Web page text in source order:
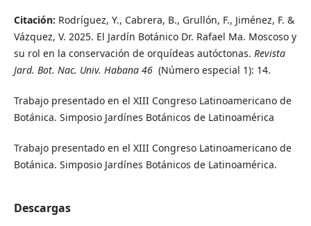
Citación: Rodríguez, Y., Cabrera, B., Grullón, F., Jiménez, F. &
Vázquez, V. 2025. El Jardín Botánico Dr. Rafael Ma. Moscoso y
su rol en la conservación de orquídeas autóctonas. Revista
Jard. Bot. Nac. Univ. Habana 46 (Número especial 1): 14.
Trabajo presentado en el XIII Congreso Latinoamericano de
Botánica. Simposio Jardínes Botánicos de Latinoamérica
Trabajo presentado en el XIII Congreso Latinoamericano de
Botánica. Simposio Jardínes Botánicos de Latinoamérica.
Descargas